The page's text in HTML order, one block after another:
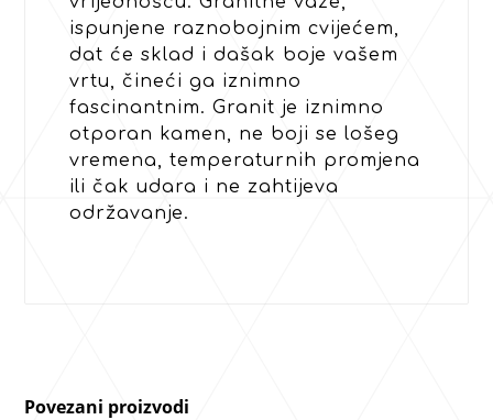
ispunjene raznobojnim cvijećem,
dat će sklad i dašak boje vašem
vrtu, čineći ga iznimno
fascinantnim. Granit je iznimno
otporan kamen, ne boji se lošeg
vremena, temperaturnih promjena
ili čak udara i ne zahtijeva
održavanje.
Povezani proizvodi